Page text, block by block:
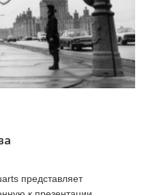
представляет